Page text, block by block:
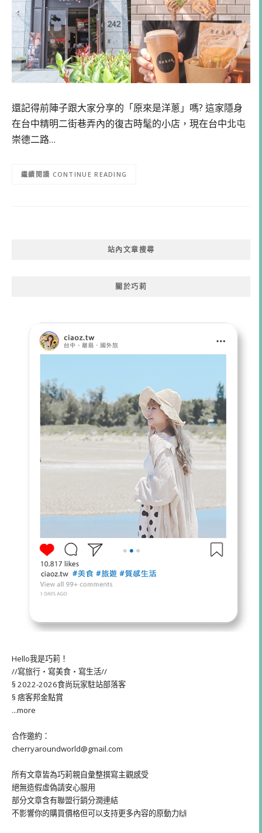
還記得前陣子跟大家分享的「原來是洋蔥」嗎? 這家隱身
在台中精明二街巷弄內的復古時髦的小店，現在台中北屯
崇德二路…
CONTINUE READING
站內文章搜尋
關於巧莉
Hello我是巧莉！
//寫旅行・寫美食・寫生活//
§ 2022-2026食尚玩家駐站部落客
§ 痞客邦金點賞
...more
合作邀約：
cherryaroundworld@gmail.com
所有文章皆為巧莉親自彙整撰寫主觀感受
絕無造假虛偽請安心服用
部分文章含有聯盟行銷分潤連結
不影響你的購買價格但可以支持更多內容的原動力🙌